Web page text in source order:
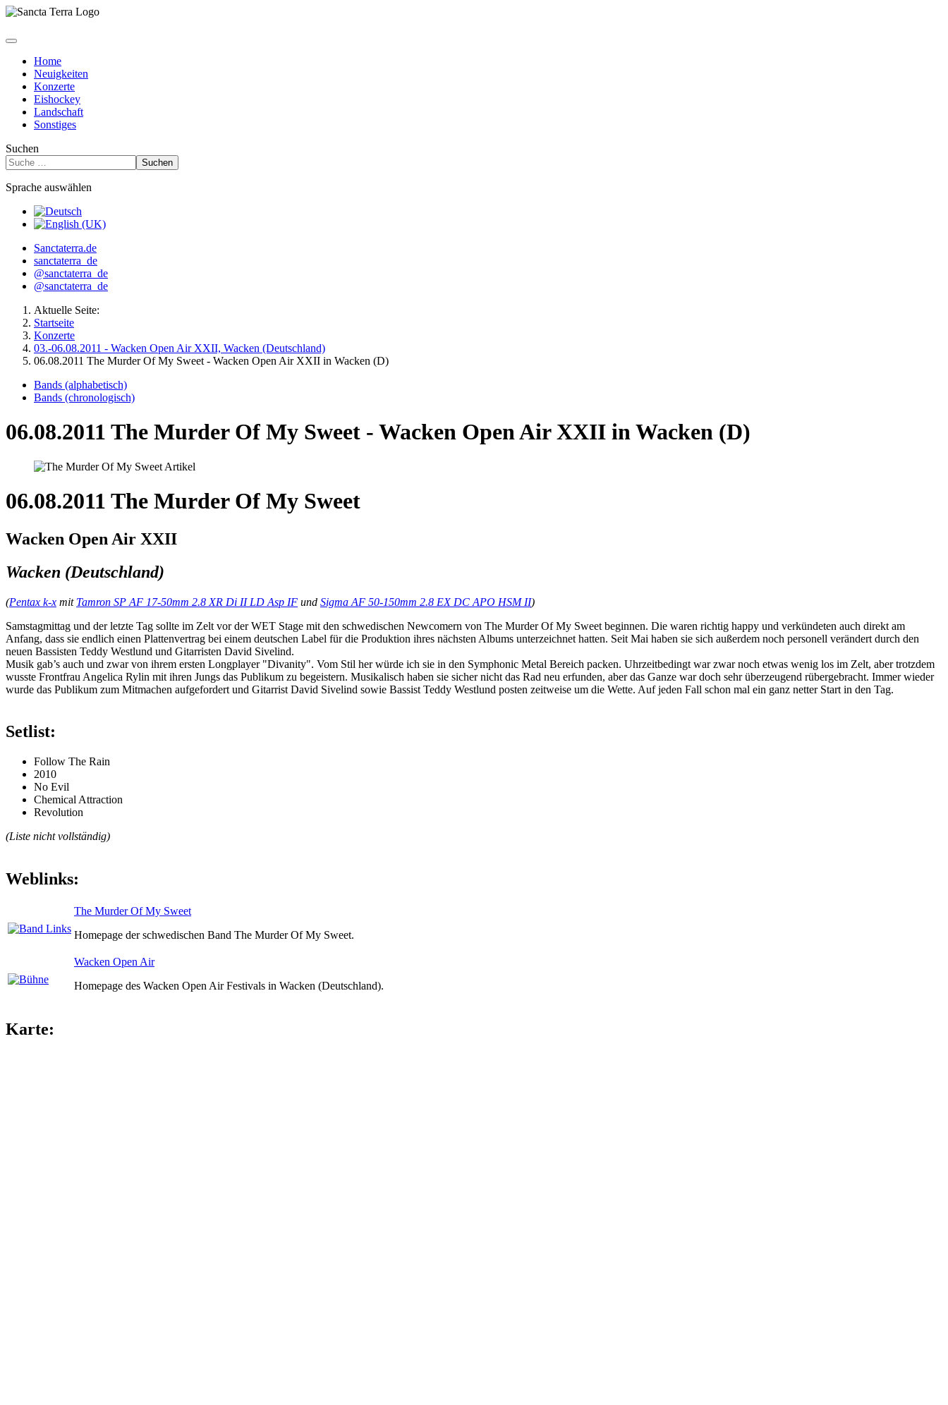
Home
Neuigkeiten
Konzerte
Eishockey
Landschaft
Sonstiges
Suchen
Suchen
Sprache auswählen
Sanctaterra.de
sanctaterra_de
@sanctaterra_de
@sanctaterra_de
Aktuelle Seite:
Startseite
Konzerte
03.-06.08.2011 - Wacken Open Air XXII, Wacken (Deutschland)
06.08.2011 The Murder Of My Sweet - Wacken Open Air XXII in Wacken (D)
Bands (alphabetisch)
Bands (chronologisch)
06.08.2011 The Murder Of My Sweet - Wacken Open Air XXII in Wacken (D)
06.08.2011 The Murder Of My Sweet
Wacken Open Air XXII
Wacken (Deutschland)
(Pentax k-x mit Tamron SP AF 17-50mm 2.8 XR Di II LD Asp IF und Sigma AF 50-150mm 2.8 EX DC APO HSM II)
Samstagmittag und der letzte Tag sollte im Zelt vor der WET Stage mit den schwedischen Newcomern von The Murder Of My Sweet beginnen. Die waren richtig happy und verkündeten auch direkt am
Anfang, dass sie endlich einen Plattenvertrag bei einem deutschen Label für die Produktion ihres nächsten Albums unterzeichnet hatten. Seit Mai haben sie sich außerdem noch personell verändert durch den
neuen Bassisten Teddy Westlund und Gitarristen David Sivelind.
Musik gab’s auch und zwar von ihrem ersten Longplayer "Divanity". Vom Stil her würde ich sie in den Symphonic Metal Bereich packen. Uhrzeitbedingt war zwar noch etwas wenig los im Zelt, aber trotzdem
wusste Frontfrau Angelica Rylin mit ihren Jungs das Publikum zu begeistern. Musikalisch haben sie sicher nicht das Rad neu erfunden, aber das Ganze war doch sehr überzeugend rübergebracht. Immer wieder
wurde das Publikum zum Mitmachen aufgefordert und Gitarrist David Sivelind sowie Bassist Teddy Westlund posten zeitweise um die Wette. Auf jeden Fall schon mal ein ganz netter Start in den Tag.
Setlist:
Follow The Rain
2010
No Evil
Chemical Attraction
Revolution
(Liste nicht vollständig)
Weblinks:
The Murder Of My Sweet
Homepage der schwedischen Band The Murder Of My Sweet.
Wacken Open Air
Homepage des Wacken Open Air Festivals in Wacken (Deutschland).
Karte: